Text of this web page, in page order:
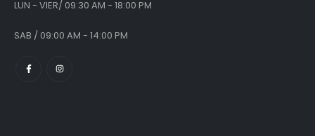
LUN - VIER/ 09:30 AM - 18:00 PM
SAB / 09:00 AM - 14:00 PM